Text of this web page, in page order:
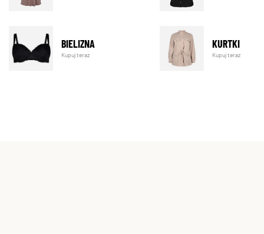
BIELIZNA
Kupuj teraz
KURTKI
Kupuj teraz